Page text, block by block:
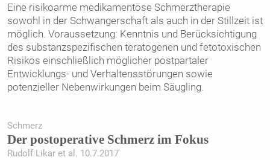
Eine risikoarme medikamentöse Schmerztherapie
sowohl in der Schwangerschaft als auch in der Stillzeit ist
möglich. Voraussetzung: Kenntnis und Berücksichtigung
des substanzspezifischen teratogenen und fetotoxischen
Risikos einschließlich möglicher postpartaler
Entwicklungs- und Verhaltensstörungen sowie
potenzieller Nebenwirkungen beim Säugling.
Schmerz
Der postoperative Schmerz im Fokus
Rudolf Likar et al. 10.7.2017